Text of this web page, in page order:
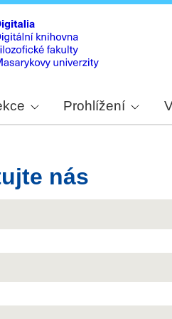
Prohlížení
nás